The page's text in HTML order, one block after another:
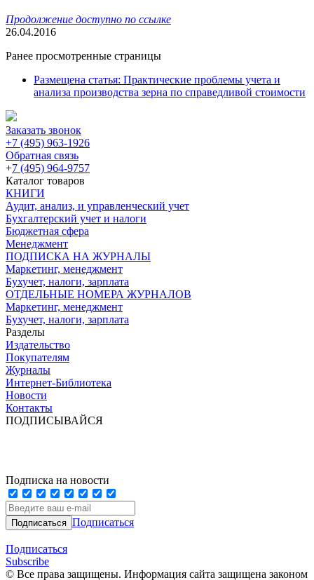
Продолжение доступно по ссылке
26.04.2016
Ранее просмотренные страницы
Размещена статья: Практические проблемы учета и
анализа производства зерна по справедливой стоимости
Заказать звонок
+7 (495) 963-1926
Обратная связь
+7 (495) 964-9757
Каталог товаров
КНИГИ
Аудит, анализ, и управленческий учет
Бухгалтерский учет и налоги
Бюджетная сфера
Менеджмент
ПОДПИСКА НА ЖУРНАЛЫ
Маркетинг, менеджмент
Бухучет, налоги, зарплата
ОТДЕЛЬНЫЕ НОМЕРА ЖУРНАЛОВ
Маркетинг, менеджмент
Бухучет, налоги, зарплата
Разделы
Издательство
Покупателям
Журналы
Интернет-Библиотека
Новости
Контакты
ПОДПИСЫВАЙСЯ
Подписка на новости
Подписаться
Подписаться
Subscribe
© Все права защищены. Информация сайта защищена законом